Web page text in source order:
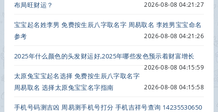
布局旺财运？
2026-08-08 04:21:27
宝宝起名姓李男 免费按生辰八字取名字 周易取名 李姓男宝宝命名
参考
2026-08-08 04:21:26
2025年什么颜色的头发财运好,2025年哪些发色预示着财富增长
2026-08-08 04:15:59
太原兔宝宝起名选择 免费按生辰八字取名字
周易取名 选择太原兔宝宝名字指南
2026-08-08 04:15:58
手机号码测吉凶 周易测手机号打分 手机吉祥号查询 14235530650